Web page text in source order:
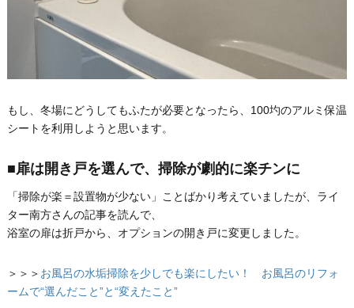
もし、冬場にどうしてもふたが必要となったら、100圴のアルミ保温
シートを利用しようと思います。
■扉は開き戸を選んで、掃除が劇的に楽チンに
「掃除が楽＝設置物が少ない」ことばかり考えていましたが、ライ
ター南方さんの記事を読んで、
浴室の扉は折戸から、オプションの開き戸に変更しました。
＞＞＞ お風呂の水垢掃除を少しでも楽にしたい！ お風呂のリフォ
ームで“選んだこと”と“変えたこと”